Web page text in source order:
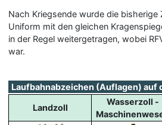
Nach Kriegsende wurde die
Uniform mit den gleichen
in der Regel weitergetragen, wobei
war.
Laufbahnabzeichen (Auflagen) auf
Landzoll
Wasserzoll -